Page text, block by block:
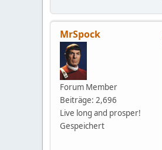
MrSpock
Forum Member
Beiträge: 2,696
Live long and prosper!
Gespeichert